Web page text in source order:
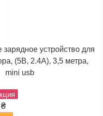
устройство для
(5В, 2.4А), 3,5 метра,
mini usb
₴